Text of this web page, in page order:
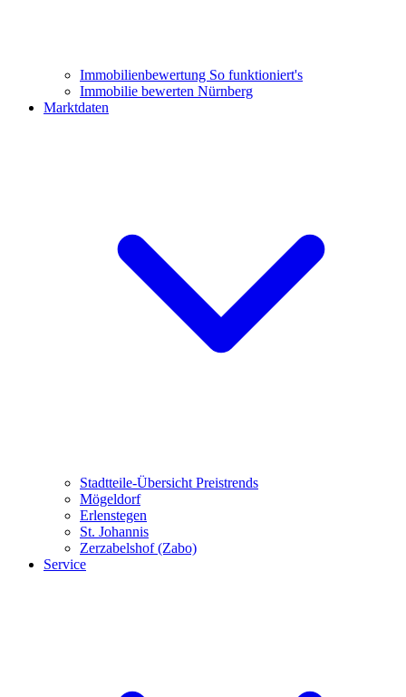
Immobilienbewertung So funktioniert's
Immobilie bewerten Nürnberg
Marktdaten
Stadtteile-Übersicht Preistrends
Mögeldorf
Erlenstegen
St. Johannis
Zerzabelshof (Zabo)
Service